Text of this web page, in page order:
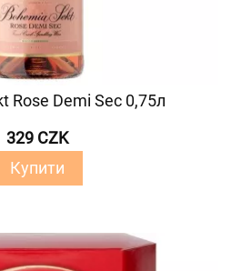
Rose Demi Sec 0,75л
329 CZK
Купити